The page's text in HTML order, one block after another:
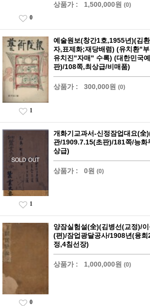
상품가 : 1,500,000원 (0)
0
예술원보(창간1호,1955년)(김
자,표제화;재당배렴) (유치환"
유치진"자매" 수록) (대한민국
판)/108쪽,최상급/비매품)
상품가 : 300,000원 (0)
1
개화기교과서-신정잠업대요(全
관/1909.7.15(초판)/181쪽/능화
상급)
상품가 : 0원 (0)
1
양잠실험설(全)(김병선(교정)/
(편)/잠업광달공사/1908년(융
정,4침선장)
상품가 : 1,000,000원 (0)
0